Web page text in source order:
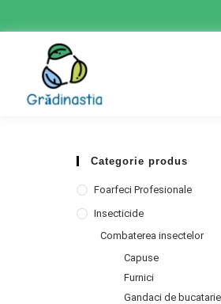
Categorie produs
Foarfeci Profesionale
Insecticide
Combaterea insectelor
Capuse
Furnici
Gandaci de